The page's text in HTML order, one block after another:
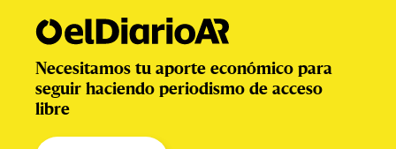
Necesitamos tu aporte económico para
seguir haciendo periodismo de acceso
libre